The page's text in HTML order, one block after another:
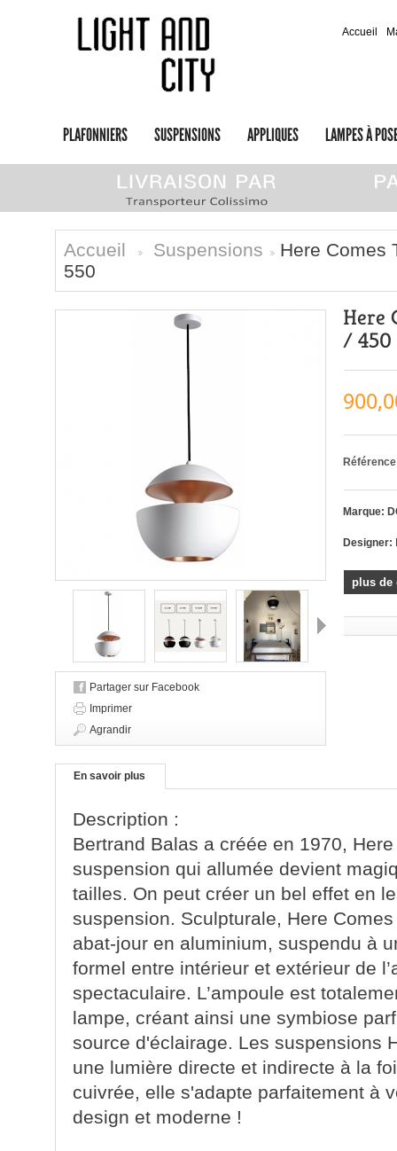
PLAFONNIERS SUSPENSIONS APPLIQUES LAMPES À
Accueil
Accueil Suspensions
Here Comes
550
Partager sur Facebook
Imprimer
Agrandir
Here
/
Marque:
Designer:
plus de
En savoir plus
Description :
Bertrand Balas a créée en 1970,
suspension qui allumée devient
tailles. On peut créer un bel effet en
suspension. Sculpturale, Here
abat-jour en aluminium, suspendu à
formel entre intérieur et extérieur de
spectaculaire. L’ampoule est
lampe, créant ainsi une symbiose
source d'éclairage. Les suspensions
une lumière directe et indirecte à la
cuivrée, elle s'adapte parfaitement à
design et moderne !